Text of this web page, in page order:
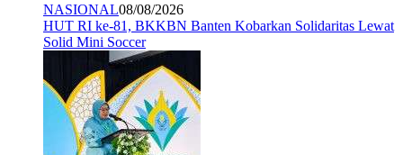
NASIONAL08/08/2026
HUT RI ke-81, BKKBN Banten Kobarkan Solidaritas Lewat
Solid Mini Soccer